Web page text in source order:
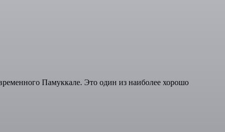
Памуккале. Это один из наиболее хорошо